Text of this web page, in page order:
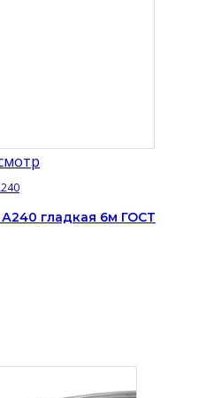
гладкая 6м ГОСТ